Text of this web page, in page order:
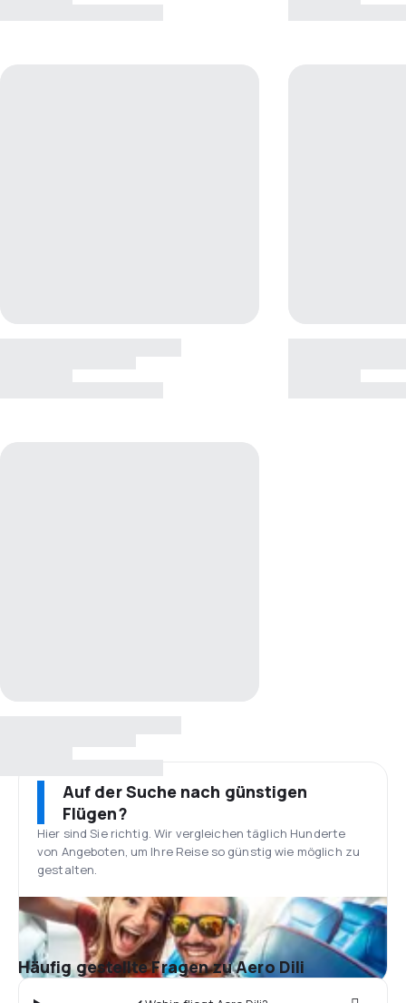
Auf der Suche nach günstigen
Flügen?
Hier sind Sie richtig. Wir vergleichen täglich Hunderte
von Angeboten, um Ihre Reise so günstig wie möglich zu
gestalten.
Häufig gestellte Fragen zu Aero Dili